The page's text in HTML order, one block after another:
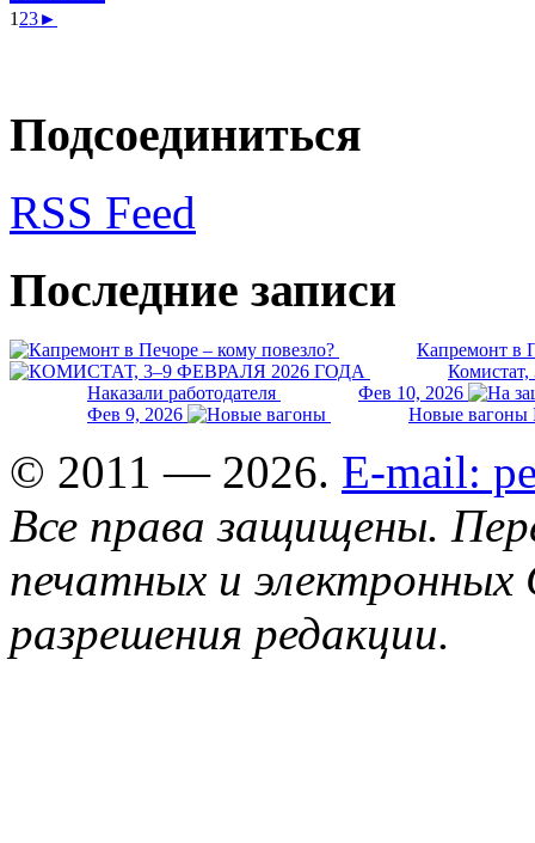
123►
Подсоединиться
RSS Feed
Последние записи
Капремонт в
Комистат,
Наказали работодателя
Фев 10, 2026
Фев 9, 2026
Новые вагоны
© 2011 — 2026. E-mail:
Все права защищены.
печатных и
разрешения редакции.